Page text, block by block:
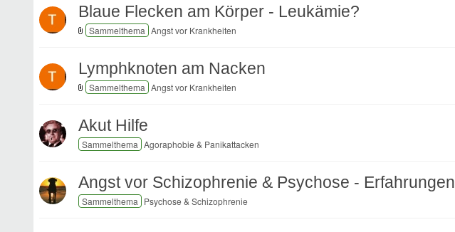
Blaue Flecken am Körper - Leukämie?
Angst vor Krankheiten
Lymphknoten am Nacken
Angst vor Krankheiten
Akut Hilfe
Agoraphobie & Panikattacken
Angst vor Schizophrenie & Psychose - Erfahrungen
Psychose & Schizophrenie